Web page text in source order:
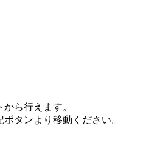
ら行えます。
タンより移動ください。